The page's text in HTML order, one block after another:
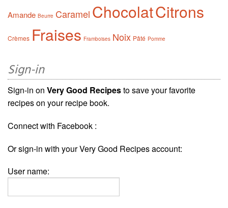
Amande Beurre Caramel ChocolatCitrons
Crèmes Fraises Framboises Noix Pâté Pomme
Sign-in
Sign-in on Very Good Recipesto save your favorite
recipes on your recipe book.
Connect with Facebook :
Or sign-in with your Very Good Recipes account:
User name: